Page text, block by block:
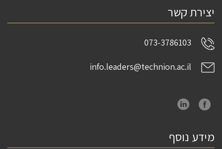
יצירת קשר
073-3786103
info.leaders@technion.ac.il
מידע נוסף